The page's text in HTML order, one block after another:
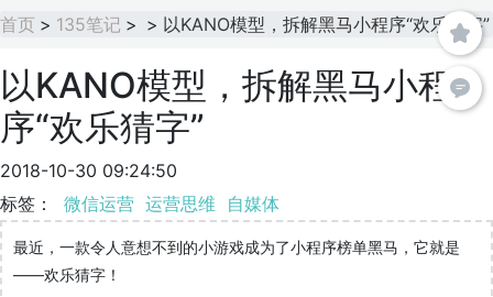
首页 > 135笔记 > > 以KANO模型，拆解黑马小程序“欢乐猜字”
以KANO模型，拆解黑马小程
序“欢乐猜字”
2018-10-30 09:24:50
标签： 微信运营 运营思维 自媒体
最近，一款令人意想不到的小游戏成为了小程序榜单黑马，它就是
——欢乐猜字！